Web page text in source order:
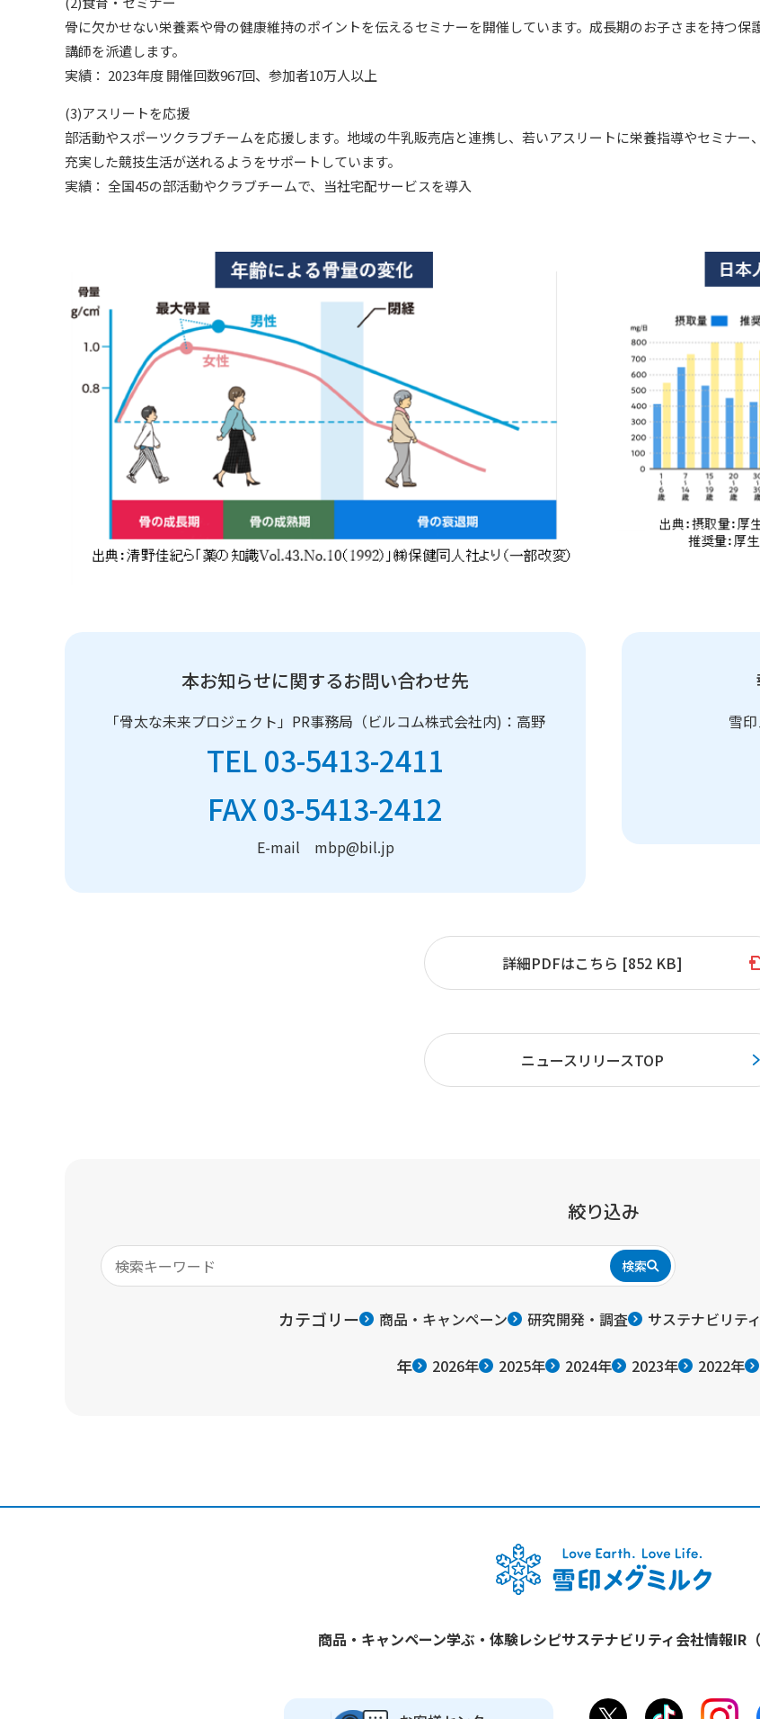
骨に欠かせない栄養素や骨の健康維持のポイントを伝えるセミナーを開催しています。成長期のお子さまを持つ
講師を派遣します。
実績： 2023年度 開催回数967回、参加者10万人以上
(3)アスリートを応援
部活動やスポーツクラブチームを応援します。地域の牛乳販売店と連携し、若いアスリートに栄養指導やセミナー
充実した競技生活が送れるようをサポートしています。
実績： 全国45の部活動やクラブチームで、当社宅配サービスを導入
本お知らせに関するお問い合わせ先
「骨太な未来プロジェクト」PR事務局（ビルコム株式会社内)：高野
TEL 03-5413-2411
FAX 03-5413-2412
E-mail mbp@bil.jp
雪
詳細PDFはこちら [852 KB]
ニュースリリースTOP
絞り込み
検索
カテゴリー 商品・キャンペーン 研究開発・調査 サステナビリティ
年 2026年 2025年 2024年 2023年 2022年
商品・キャンペーン学ぶ・体験レシピサステナビリティ会社情報IR